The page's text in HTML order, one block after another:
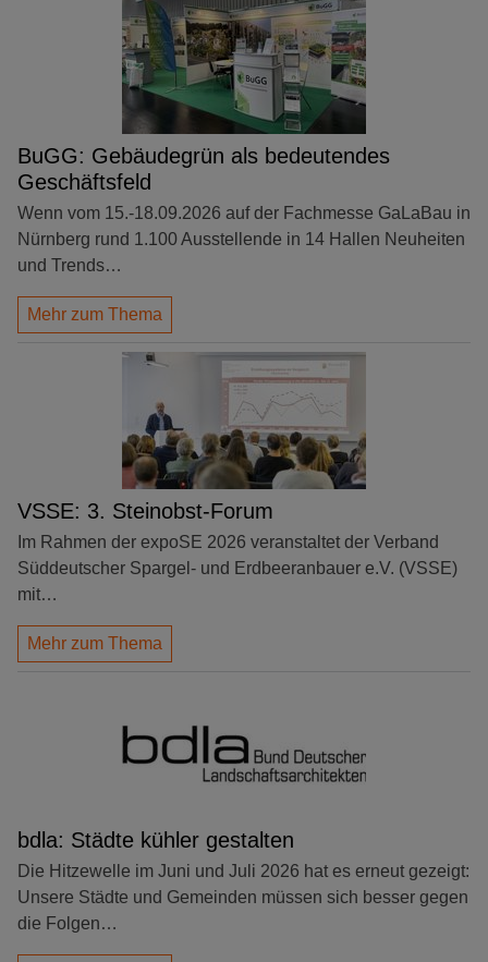
BuGG: Gebäudegrün als bedeutendes
Geschäftsfeld
Wenn vom 15.-18.09.2026 auf der Fachmesse GaLaBau in
Nürnberg rund 1.100 Ausstellende in 14 Hallen Neuheiten
und Trends…
Mehr zum Thema
VSSE: 3. Steinobst-Forum
Im Rahmen der expoSE 2026 veranstaltet der Verband
Süddeutscher Spargel- und Erdbeeranbauer e.V. (VSSE)
mit…
Mehr zum Thema
bdla: Städte kühler gestalten
Die Hitzewelle im Juni und Juli 2026 hat es erneut gezeigt:
Unsere Städte und Gemeinden müssen sich besser gegen
die Folgen…